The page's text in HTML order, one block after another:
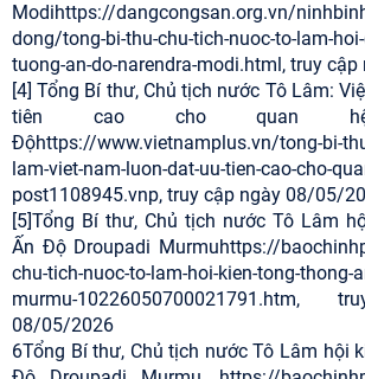
Modihttps://dangcongsan.org.vn/
dong/tong-bi-thu-chu-tich-nuoc-to-lam-
tuong-an-do-narendra-modi.html, truy
[4] Tổng Bí thư, Chủ tịch nước Tô Lâm:
tiên cao cho quan
Độhttps://www.vietnamplus.vn/tong-bi-
lam-viet-nam-luon-dat-uu-tien-cao-cho-
post1108945.vnp, truy cập ngày 08/05/
[5]Tổng Bí thư, Chủ tịch nước Tô Lâm
Ấn Độ Droupadi Murmuhttps://
chu-tich-nuoc-to-lam-hoi-kien-tong-thong-
murmu-
08/05/2026
6Tổng Bí thư, Chủ tịch nước Tô Lâm hội